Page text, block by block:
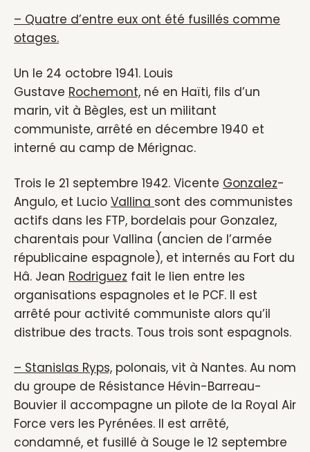
– Quatre d’entre eux ont été fusillés comme
otages.
Un le 24 octobre 1941. Louis
Gustave Rochemont, né en Haïti, fils d’un
marin, vit à Bègles, est un militant
communiste, arrêté en décembre 1940 et
interné au camp de Mérignac.
Trois le 21 septembre 1942. Vicente Gonzalez-
Angulo, et Lucio Vallina sont des communistes
actifs dans les FTP, bordelais pour Gonzalez,
charentais pour Vallina (ancien de l’armée
républicaine espagnole), et internés au Fort du
Hâ. Jean Rodriguez fait le lien entre les
organisations espagnoles et le PCF. Il est
arrêté pour activité communiste alors qu’il
distribue des tracts. Tous trois sont espagnols.
– Stanislas Ryps, polonais, vit à Nantes. Au nom
du groupe de Résistance Hévin-Barreau-
Bouvier il accompagne un pilote de la Royal Air
Force vers les Pyrénées. Il est arrêté,
condamné, et fusillé à Souge le 12 septembre